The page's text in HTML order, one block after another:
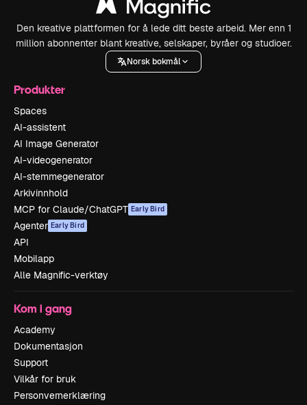
Den kreative plattformen for å lede ditt beste arbeid. Mer enn 1
million abonnenter blant kreative, selskaper, byråer og studioer.
Norsk bokmål
Produkter
Spaces
AI-assistent
AI Image Generator
AI-videogenerator
AI-stemmegenerator
Arkivinnhold
MCP for Claude/ChatGPT Early Bird
Agenter Early Bird
API
Mobilapp
Alle Magnific-verktøy
Kom i gang
Academy
Dokumentasjon
Support
Vilkår for bruk
Personvernerklæring